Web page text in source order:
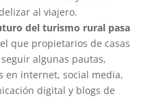
al viajero.
del turismo rural pasa
que propietarios de casas
algunas pautas,
en internet, social media,
digital y blogs de